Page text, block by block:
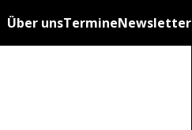
Über unsTermineNewsletter